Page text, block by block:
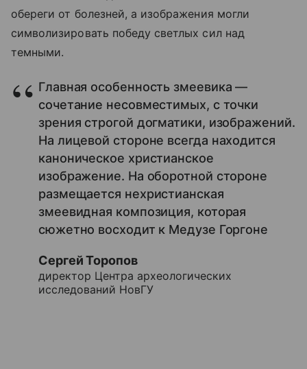
обереги от болезней, а изображения могли
символизировать победу светлых сил над
темными.
Главная особенность змеевика —
сочетание несовместимых, с точки
зрения строгой догматики, изображений.
На лицевой стороне всегда находится
каноническое христианское
изображение. На оборотной стороне
размещается нехристианская
змеевидная композиция, которая
сюжетно восходит к Медузе Горгоне
Сергей Торопов
директор Центра археологических
исследований НовГУ